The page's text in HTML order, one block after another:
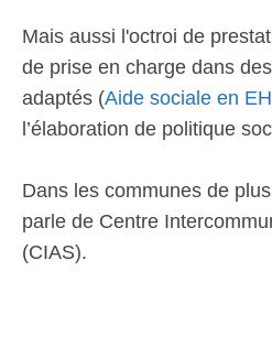
Mais aussi l'octroi de
de prise en charge dans
adaptés (Aide sociale en
l’élaboration de politique
Dans les communes de
parle de Centre
(CIAS).